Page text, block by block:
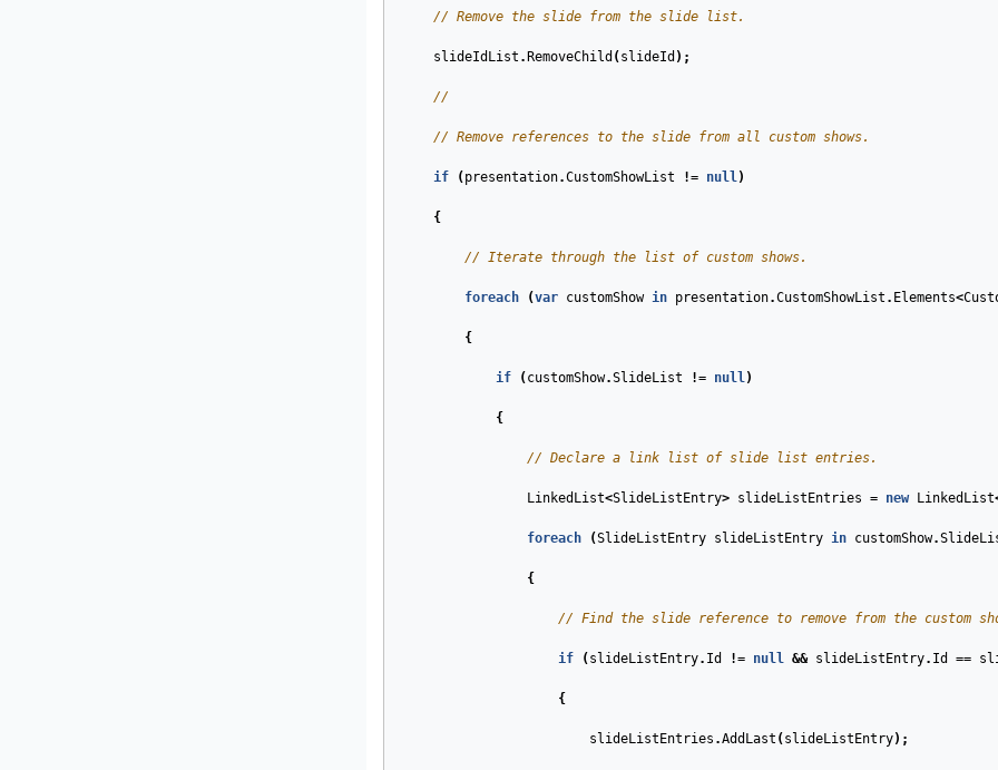
// Remove the slide from the slide list.
slideIdList . RemoveChild ( slideId );
//
// Remove references to the slide from all custom shows.
if ( presentation.CustomShowList != null)
{
// Iterate through the list of custom shows.
foreach (var customShow in presentation.CustomShowList . Elements<
{
if ( customShow.SlideList != null)
{
// Declare a link list of slide list entries.
LinkedList<SlideListEntry> slideListEntries = new LinkedList
foreach (SlideListEntry slideListEntry in customShow.
{
// Find the slide reference to remove from the custom
if ( slideListEntry. Id != null && slideListEntry. Id ==
{
slideListEntries .AddLast ( slideListEntry);